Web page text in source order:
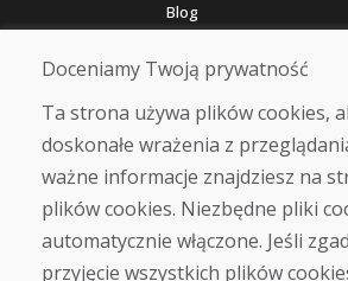
Blog
O nas
Sklep
Kontakt
Zakup
Sklep internetowy
Warunki handlowe
Transport
Zapłata
Skarga
Doceniamy Twoją prywatność
Ta strona używa plików cookies,
doskonałe wrażenia z
ważne informacje znajdziesz na
plików cookies. Niezbędne pliki
automatycznie włączone. Jeśli
przyjęcie wszystkich plików